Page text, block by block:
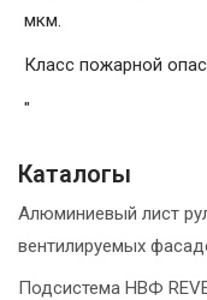
мкм.
Класс пожарной
"
Каталогы
Алюминиевый лист
вентилируемых
Подсистема НВФ